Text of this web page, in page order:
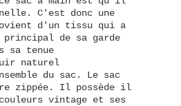
C'est donc une
d'un tissu qui a
principal de sa garde
sa tenue
naturel
du sac. Le sac
zippée. Il possède il
vintage et ses